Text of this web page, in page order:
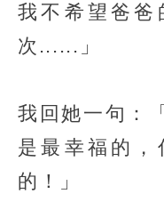
我不希望爸爸
次......」
我回她一句：
是最幸福的，
的！」